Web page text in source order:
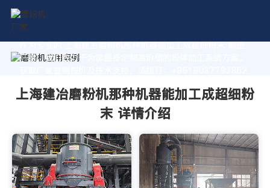
作为专业的 上海建冶磨粉机那种机器能加工成超细粉末 制造
厂家，我们致力于为您量身定制高价值的粉体加工系统方案。
上海建冶磨粉机那种机器能加工成超细粉
末 详情介绍